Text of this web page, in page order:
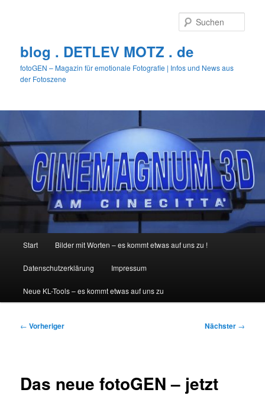
blog . DETLEV MOTZ . de
fotoGEN – Magazin für emotionale Fotografie | Infos und News aus
der Fotoszene
Start Bilder mit Worten – es kommt etwas auf uns zu !
Datenschutzerklärung Impressum
Neue KL-Tools – es kommt etwas auf uns zu
Beitragsnavigation
← Vorheriger Nächster →
Das neue fotoGEN – jetzt